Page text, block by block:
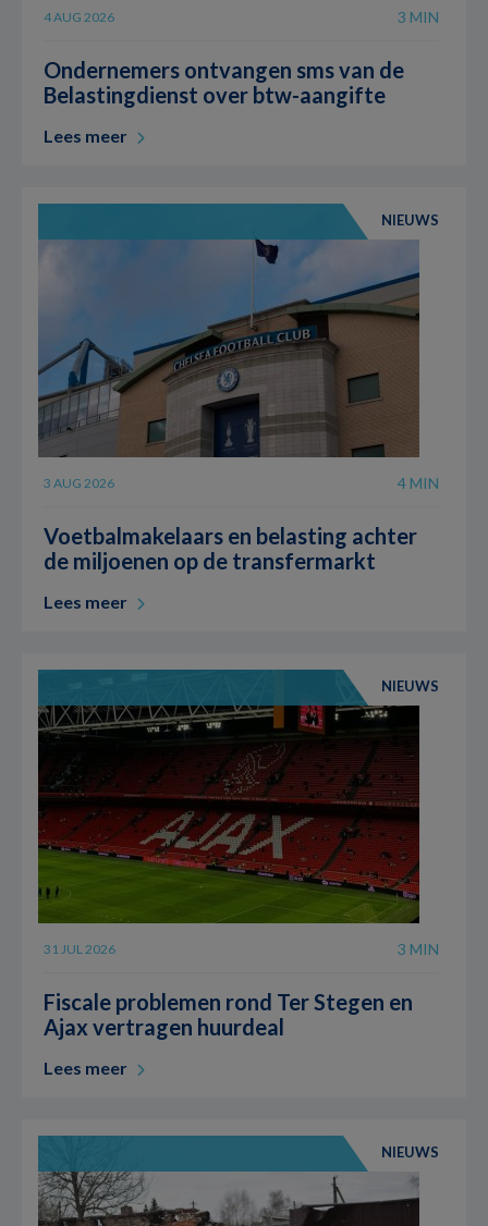
4 AUG 2026 3 MIN
Ondernemers ontvangen sms van de
Belastingdienst over btw-aangifte
Lees meer
NIEUWS
3 AUG 2026 4 MIN
Voetbalmakelaars en belasting achter
de miljoenen op de transfermarkt
Lees meer
NIEUWS
31 JUL 2026 3 MIN
Fiscale problemen rond Ter Stegen en
Ajax vertragen huurdeal
Lees meer
NIEUWS